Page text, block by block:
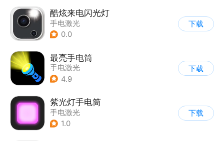
酷炫来电闪光灯
手电激光
0.0
下载
最亮手电筒
手电激光
4.9
下载
紫光灯手电筒
手电激光
1.0
下载